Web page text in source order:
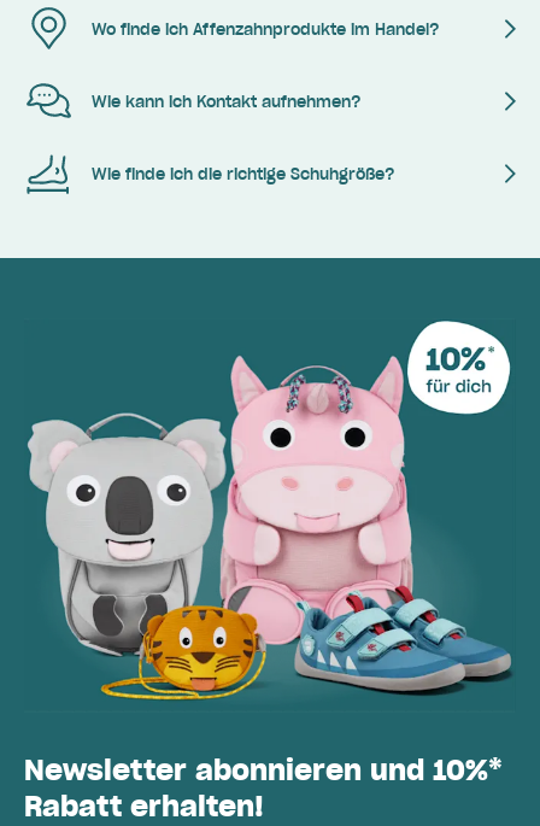
Wo finde ich Affenzahnprodukte im Handel?
Wie kann ich Kontakt aufnehmen?
Wie finde ich die richtige Schuhgröße?
Newsletter abonnieren und 10%*
Rabatt erhalten!